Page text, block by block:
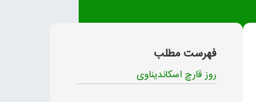
فهرست مطلب
روز قارچ اسکاندیناوی